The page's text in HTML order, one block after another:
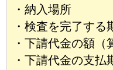
・納入場所
・検査を完了する
・下請代金の額（
・下請代金の支払